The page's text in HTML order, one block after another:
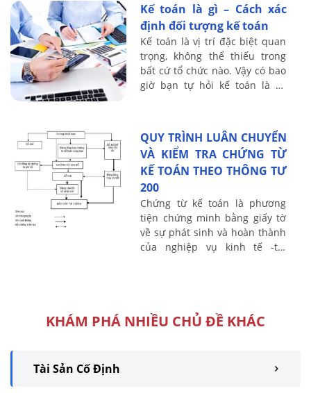
...
Kế toán là gì – Cách xác
định đối tượng kế toán
Kế toán là vị trí đặc biệt quan
trọng, không thể thiếu trong
bất cứ tổ chức nào. Vậy có bao
giờ bạn tự hỏi kế toán là gì,
QUY TRÌNH LUÂN CHUYỂN
VÀ KIỂM TRA CHỨNG TỪ
KẾ TOÁN THEO THÔNG TƯ
200
Chứng từ kế toán là phương
tiện chứng minh bằng giấy tờ
về sự phát sinh và hoàn thành
của nghiệp vụ kinh tế -tài
KHÁM PHÁ NHIỀU CHỦ ĐỀ KHÁC
Tài Sản Cố Định